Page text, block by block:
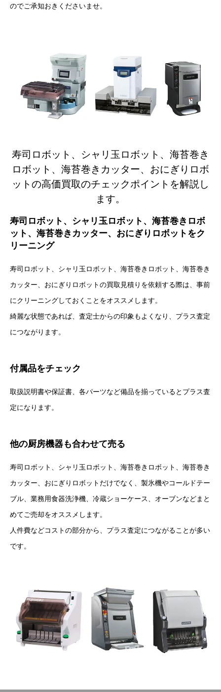
のでご承知おきくださいませ。
寿司ロボット、シャリ玉ロボット、海苔巻き
ロボット、海苔巻きカッター、おにぎりロボ
ットの高価買取のチェックポイントを解説し
ます。
寿司ロボット、シャリ玉ロボット、海苔巻きロボ
ット、海苔巻きカッター、おにぎりロボットをク
リーニング
寿司ロボット、シャリ玉ロボット、海苔巻きロボット、海苔巻き
カッター、おにぎりロボットの買取見積りを依頼する際は、事前
にクリーニングしておくことをオススメします。
綺麗な状態であれば、査定士からの印象もよくなり、プラス査定
につながります。
付属品をチェック
取扱説明書や保証書、各パーツなど備品を揃っているとプラス査
定になります。
他の厨房機器も合わせて売る
寿司ロボット、シャリ玉ロボット、海苔巻きロボット、海苔巻き
カッター、おにぎりロボットだけでなく、製氷機やコールドテー
ブル、業務用食器洗浄機、冷蔵ショーケース、オーブンなどまと
めてご売却をオススメします。
人件費などコストの部分から、プラス査定につながることが多い
です。